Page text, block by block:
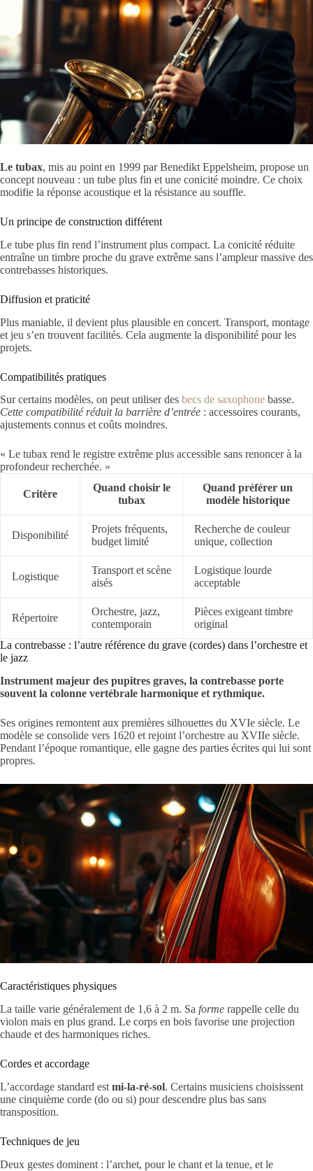
Le tubax, mis au point en 1999 par Benedikt Eppelsheim, propose un
concept nouveau : un tube plus fin et une conicité moindre. Ce choix
modifie la réponse acoustique et la résistance au souffle.
Un principe de construction différent
Le tube plus fin rend l’instrument plus compact. La conicité réduite
entraîne un timbre proche du grave extrême sans l’ampleur massive des
contrebasses historiques.
Diffusion et praticité
Plus maniable, il devient plus plausible en concert. Transport, montage
et jeu s’en trouvent facilités. Cela augmente la disponibilité pour les
projets.
Compatibilités pratiques
Sur certains modèles, on peut utiliser des becs de saxophone basse.
Cette compatibilité réduit la barrière d’entrée : accessoires courants,
ajustements connus et coûts moindres.
« Le tubax rend le registre extrême plus accessible sans renoncer à la
profondeur recherchée. »
Critère
Quand choisir le
tubax
Quand préférer un
modèle historique
Disponibilité
Projets fréquents,
budget limité
Recherche de couleur
unique, collection
Logistique
Transport et scène
aisés
Logistique lourde
acceptable
Répertoire
Orchestre, jazz,
contemporain
Pièces exigeant timbre
original
La contrebasse : l’autre référence du grave (cordes) dans l’orchestre et
le jazz
Instrument majeur des pupitres graves, la contrebasse porte
souvent la colonne vertébrale harmonique et rythmique.
Ses origines remontent aux premières silhouettes du XVIe siècle. Le
modèle se consolide vers 1620 et rejoint l’orchestre au XVIIe siècle.
Pendant l’époque romantique, elle gagne des parties écrites qui lui sont
propres.
Caractéristiques physiques
La taille varie généralement de 1,6 à 2 m. Sa forme rappelle celle du
violon mais en plus grand. Le corps en bois favorise une projection
chaude et des harmoniques riches.
Cordes et accordage
L’accordage standard est mi-la-ré-sol. Certains musiciens choisissent
une cinquième corde (do ou si) pour descendre plus bas sans
transposition.
Techniques de jeu
Deux gestes dominent : l’archet, pour le chant et la tenue, et le